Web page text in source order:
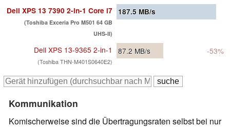
Dell XPS 13 7390 2-in-1 Core i7
(Toshiba Exceria Pro M501 64 GB
UHS-II)
187.5 MB/s
Dell XPS 13-9365 2-in-1
(Toshiba THN-M401S0640E2)
87.2 MB/s -53%
Kommunikation
Komischerweise sind die Übertragungsraten selbst bei nur